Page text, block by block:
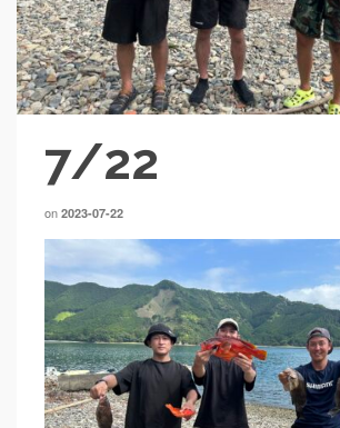
7/22
on 2023-07-22